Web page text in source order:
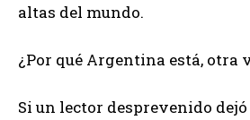
altas del mundo.
¿Por qué Argentina está, otra
Si un lector desprevenido